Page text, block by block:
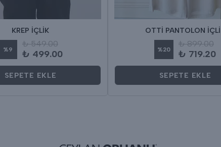
KREP İÇLİK
%9
₺ 549.00
₺ 499.00
SEPETE EKLE
OTTİ PANTOLON
%20
₺ 899.00
₺ 719.20
SEPETE EKLE